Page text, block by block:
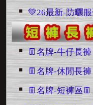
💚26最新-防曬
👖名牌-牛仔長
👖名牌-休閒長褲
👖名牌-短褲區👖